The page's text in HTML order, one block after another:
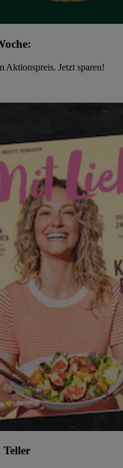
Jetzt sparen!
Teller